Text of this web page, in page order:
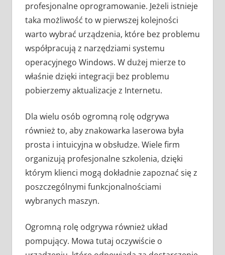
profesjonalne oprogramowanie. Jeżeli istnieje
taka możliwość to w pierwszej kolejności
warto wybrać urządzenia, które bez problemu
współpracują z narzędziami systemu
operacyjnego Windows. W dużej mierze to
właśnie dzięki integracji bez problemu
pobierzemy aktualizacje z Internetu.
Dla wielu osób ogromną rolę odgrywa
również to, aby znakowarka laserowa była
prosta i intuicyjna w obsłudze. Wiele firm
organizują profesjonalne szkolenia, dzięki
którym klienci mogą dokładnie zapoznać się z
poszczególnymi funkcjonalnościami
wybranych maszyn.
Ogromną rolę odgrywa również układ
pompujący. Mowa tutaj oczywiście o